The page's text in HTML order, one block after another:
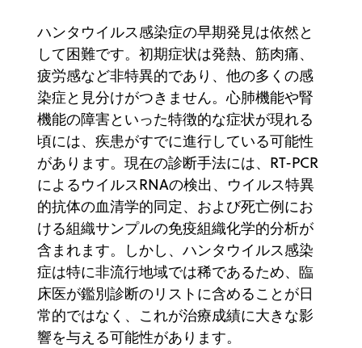
ハンタウイルス感染症の早期発見は依然と
して困難です。初期症状は発熱、筋肉痛、
疲労感など非特異的であり、他の多くの感
染症と見分けがつきません。心肺機能や腎
機能の障害といった特徴的な症状が現れる
頃には、疾患がすでに進行している可能性
があります。現在の診断手法には、RT-PCR
によるウイルスRNAの検出、ウイルス特異
的抗体の血清学的同定、および死亡例にお
ける組織サンプルの免疫組織化学的分析が
含まれます。しかし、ハンタウイルス感染
症は特に非流行地域では稀であるため、臨
床医が鑑別診断のリストに含めることが日
常的ではなく、これが治療成績に大きな影
響を与える可能性があります。